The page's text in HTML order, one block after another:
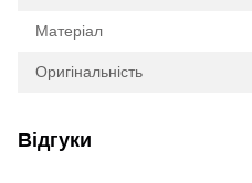
Матеріал
Оригінальність
Відгуки